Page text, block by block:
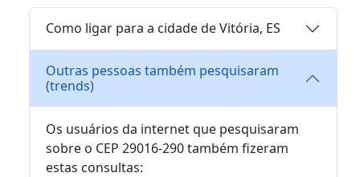
Como ligar para a cidade de Vitória, ES
Outras pessoas também pesquisaram
(trends)
Os usuários da internet que pesquisaram
sobre o CEP 29016-290 também fizeram
estas consultas: